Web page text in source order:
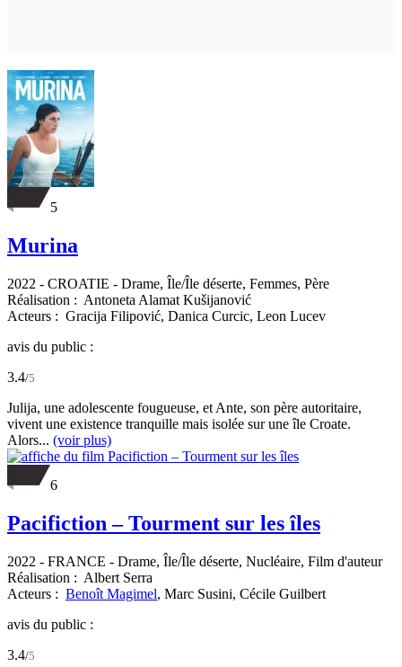
5
Murina
2022 - CROATIE - Drame, Île/Île déserte, Femmes, Père
Réalisation : Antoneta Alamat Kušijanović
Acteurs : Gracija Filipović, Danica Curcic, Leon Lucev
avis du public :
3.4/5
Julija, une adolescente fougueuse, et Ante, son père autoritaire,
vivent une existence tranquille mais isolée sur une île Croate.
Alors... (voir plus)
6
Pacifiction – Tourment sur les îles
2022 - FRANCE - Drame, Île/Île déserte, Nucléaire, Film d'auteur
Réalisation : Albert Serra
Acteurs : Benoît Magimel, Marc Susini, Cécile Guilbert
avis du public :
3.4/5